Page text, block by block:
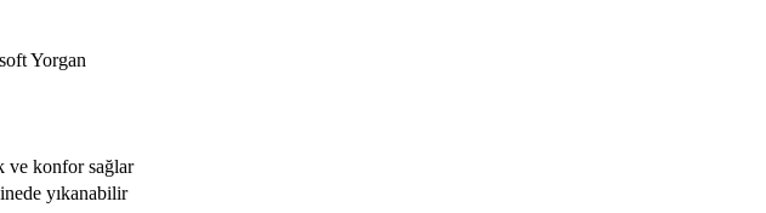
Yorgan
ve konfor sağlar
yıkanabilir